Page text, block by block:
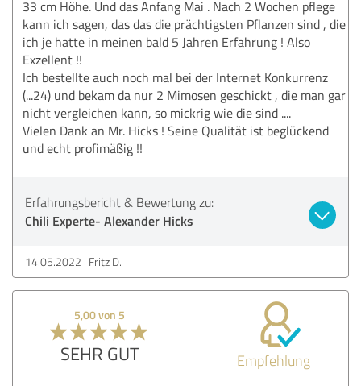
33 cm Höhe. Und das Anfang Mai . Nach 2 Wochen pflege
kann ich sagen, das das die prächtigsten Pflanzen sind , die
ich je hatte in meinen bald 5 Jahren Erfahrung ! Also
Exzellent !!
Ich bestellte auch noch mal bei der Internet Konkurrenz
(...24) und bekam da nur 2 Mimosen geschickt , die man gar
nicht vergleichen kann, so mickrig wie die sind ....
Vielen Dank an Mr. Hicks ! Seine Qualität ist beglückend
und echt profimäßig !!
Erfahrungsbericht & Bewertung zu:
Chili Experte- Alexander Hicks
14.05.2022 Fritz D.
5,00 von 5
SEHR GUT Empfehlung